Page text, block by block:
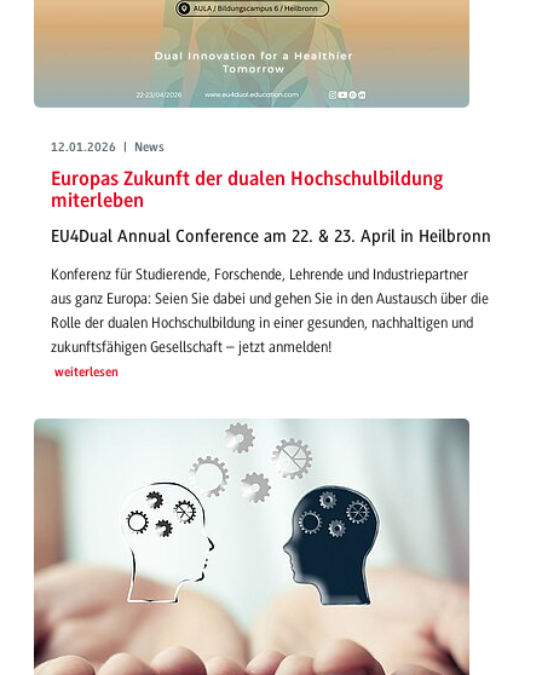
12.01.2026 | News
Europas Zukunft der dualen Hochschulbildung
miterleben
EU4Dual Annual Conference am 22. & 23. April in Heilbronn
Konferenz für Studierende, Forschende, Lehrende und Industriepartner
aus ganz Europa: Seien Sie dabei und gehen Sie in den Austausch über die
Rolle der dualen Hochschulbildung in einer gesunden, nachhaltigen und
zukunftsfähigen Gesellschaft – jetzt anmelden!
weiterlesen